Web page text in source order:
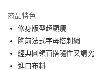
街口支付
悠遊付
全盈+PAY
商品特色
修身版型超顯瘦
胸前法式字母搭刺繡
經典圓領百搭隨性又講究
進口布料